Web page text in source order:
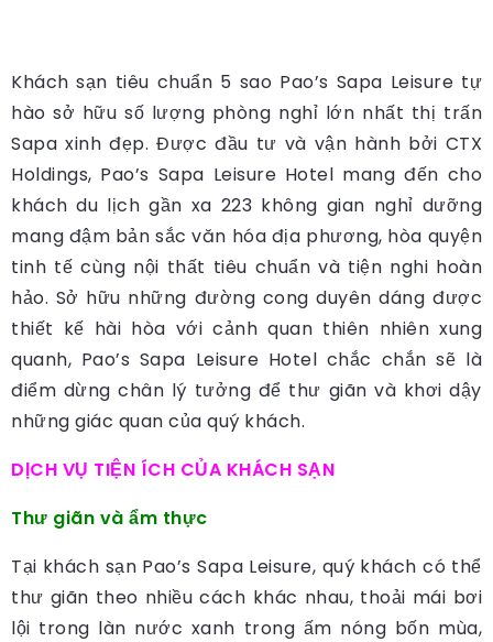
Khách sạn tiêu chuẩn 5 sao Pao’s Sapa Leisure tự
hào sở hữu số lượng phòng nghỉ lớn nhất thị trấn
Sapa xinh đẹp. Được đầu tư và vận hành bởi CTX
Holdings, Pao’s Sapa Leisure Hotel mang đến cho
khách du lịch gần xa 223 không gian nghỉ dưỡng
mang đậm bản sắc văn hóa địa phương, hòa quyện
tinh tế cùng nội thất tiêu chuẩn và tiện nghi hoàn
hảo. Sở hữu những đường cong duyên dáng được
thiết kế hài hòa với cảnh quan thiên nhiên xung
quanh, Pao’s Sapa Leisure Hotel chắc chắn sẽ là
điểm dừng chân lý tưởng để thư giãn và khơi dậy
những giác quan của quý khách.
DỊCH VỤ TIỆN ÍCH CỦA KHÁCH SẠN
Thư giãn và ẩm thực
Tại khách sạn Pao’s Sapa Leisure, quý khách có thể
thư giãn theo nhiều cách khác nhau, thoải mái bơi
lội trong làn nước xanh trong ấm nóng bốn mùa,